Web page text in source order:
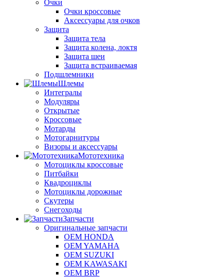
Очки
Очки кроссовые
Аксессуары для очков
Защита
Защита тела
Защита колена, локтя
Защита шеи
Защита встраиваемая
Подшлемники
Шлемы
Интегралы
Модуляры
Открытые
Кроссовые
Мотарды
Мотогарнитуры
Визоры и аксессуары
Мототехника
Мотоциклы кроссовые
Питбайки
Квадроциклы
Мотоциклы дорожные
Скутеры
Снегоходы
Запчасти
Оригинальные запчасти
OEM HONDA
OEM YAMAHA
OEM SUZUKI
OEM KAWASAKI
OEM BRP